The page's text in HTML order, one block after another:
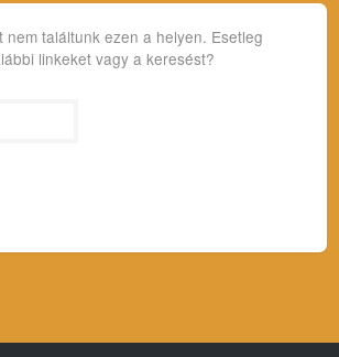
nem találtunk ezen a helyen. Esetleg
linkeket vagy a keresést?